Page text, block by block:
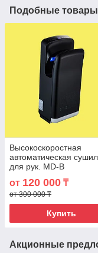
Подобные
Высокоскоростная
автоматическая
для рук. MD-B
от 120 000 ₸
от 300 000 ₸
Купить
Акционные